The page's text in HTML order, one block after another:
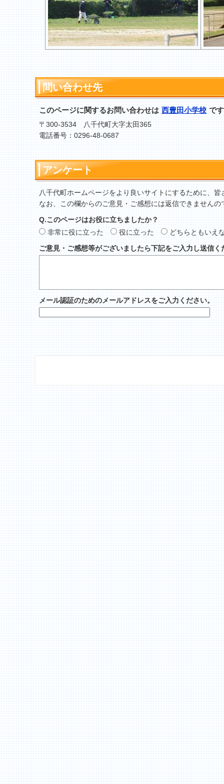
問い合わせ先
このページに関するお問い合わせは 西豊田小学校 で
〒300-3534 八千代町大字太田365
電話番号：0296-48-0687
アンケート
八千代町ホームページをより良いサイトにするために、
なお、この欄からのご意見・ご感想には返信できませんの
Q.このページはお役に立ちましたか？
非常に役に立った
役に立った
どちらともいえ
ご意見・ご感想等がございましたら下記をご入力し送信く
メール認証のためのメールアドレスをご入力ください。